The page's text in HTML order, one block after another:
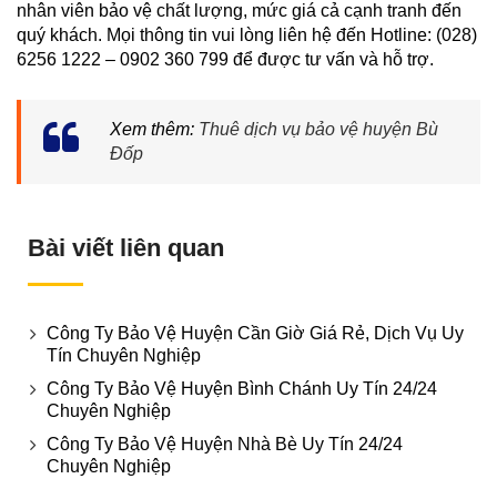
nhân viên bảo vệ chất lượng, mức giá cả cạnh tranh đến
quý khách. Mọi thông tin vui lòng liên hệ đến Hotline: (028)
6256 1222 – 0902 360 799 để được tư vấn và hỗ trợ.
Xem thêm: Thuê dịch vụ bảo vệ huyện Bù
Đốp
Bài viết liên quan
Công Ty Bảo Vệ Huyện Cần Giờ Giá Rẻ, Dịch Vụ Uy
Tín Chuyên Nghiệp
Công Ty Bảo Vệ Huyện Bình Chánh Uy Tín 24/24
Chuyên Nghiệp
Công Ty Bảo Vệ Huyện Nhà Bè Uy Tín 24/24
Chuyên Nghiệp